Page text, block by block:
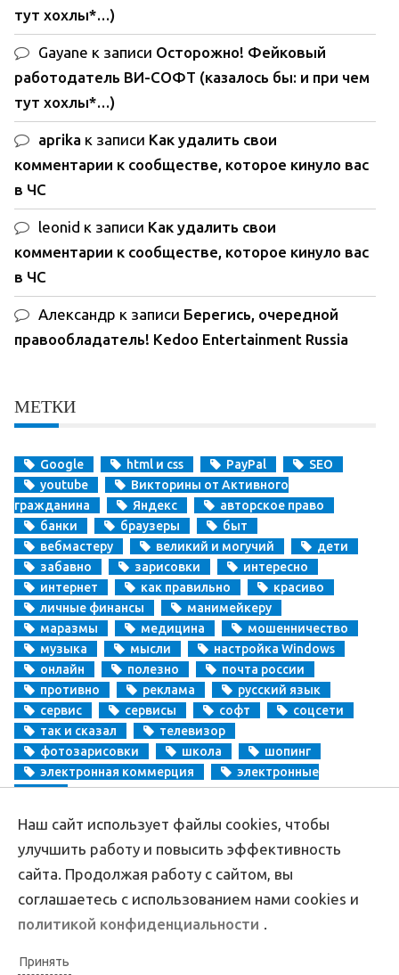
тут хохлы*…)
Gayane к записи Осторожно! Фейковый
работодатель ВИ-СОФТ (казалось бы: и при чем
тут хохлы*…)
aprika к записи Как удалить свои
комментарии к сообществе, которое кинуло вас
в ЧС
leonid к записи Как удалить свои
комментарии к сообществе, которое кинуло вас
в ЧС
Александр к записи Берегись, очередной
правообладатель! Kedoo Entertainment Russia
МЕТКИ
Google html и css PayPal
SEO
youtube
Викторины от Активного
гражданина
Яндекс
авторское право
банки
браузеры
быт
вебмастеру
великий и могучий
дети
забавно
зарисовки
интересно
интернет
как правильно
красиво
личные финансы
манимейкеру
маразмы
медицина
мошенничество
музыка
мысли
настройка Windows
онлайн
полезно
почта россии
противно
реклама
русский язык
сервис
сервисы софт
соцсети
так и сказал
телевизор
фотозарисовки
школа
шопинг
электронная коммерция
электронные
деньги
CopyrightAprikablog.ru © Все права защищены |Обратная связь
Наш сайт использует файлы cookies, чтобы
улучшить работу и повысить эффективность
сайта. Продолжая работу с сайтом, вы
соглашаетесь с использованием нами cookies и
политикой конфиденциальности .
Принять